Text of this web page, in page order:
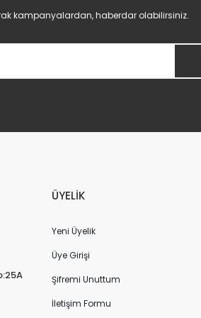
kampanyalardan, haberdar olabilirsiniz.
ÜYELİK
Yeni Üyelik
Üye Girişi
Şifremi Unuttum
İletişim Formu